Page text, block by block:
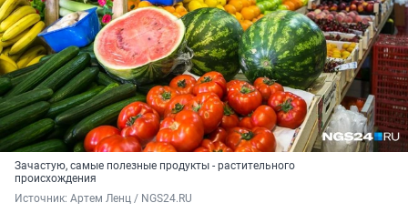
Зачастую, самые полезные продукты - растительного
происхождения
Источник: Артем Ленц / NGS24.RU